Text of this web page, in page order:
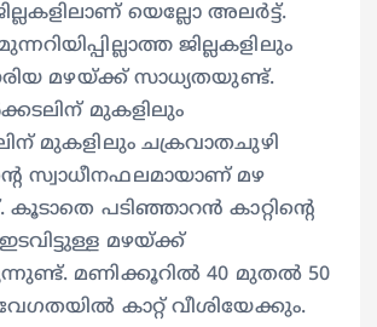
യെല്ലോ അലർട്ട്.
ജില്ലകളിലും
മഴയ്ക്ക് സാധ്യതയുണ്ട്.
മുകളിലും
മുകളിലും ചക്രവാതചുഴി
സ്വാധീനഫലമായാണ് മഴ
പടിഞ്ഞാറൻ കാറ്റിന്റെ
മഴയ്ക്ക്
മണിക്കൂറിൽ 40 മുതൽ 50
വേഗതയിൽ കാറ്റ് വീശിയേക്കും.